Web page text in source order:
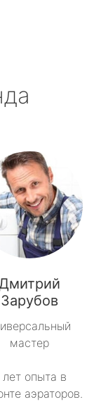
Зарубов
мастер
лет опыта в
аэраторов.